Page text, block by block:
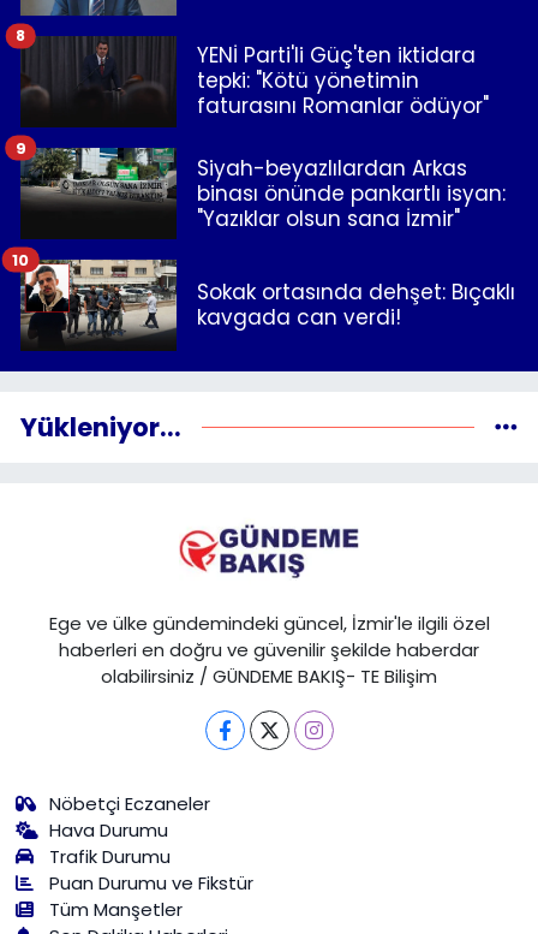
YENİ Parti'li Güç'ten iktidara
tepki: "Kötü yönetimin
faturasını Romanlar ödüyor"
8
Siyah-beyazlılardan Arkas
binası önünde pankartlı isyan:
"Yazıklar olsun sana İzmir"
9
Sokak ortasında dehşet: Bıçaklı
kavgada can verdi!
10
Yükleniyor...
Ege ve ülke gündemindeki güncel, İzmir'le ilgili özel
haberleri en doğru ve güvenilir şekilde haberdar
olabilirsiniz / GÜNDEME BAKIŞ- TE Bilişim
Nöbetçi Eczaneler
Hava Durumu
Trafik Durumu
Puan Durumu ve Fikstür
Tüm Manşetler